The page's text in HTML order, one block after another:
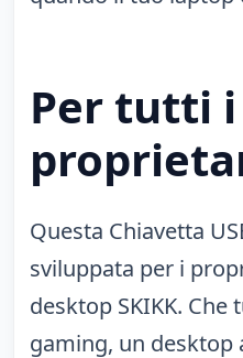
Per tutti i
Questa Chiavetta
sviluppata per i
desktop SKIKK.
gaming, un desktop